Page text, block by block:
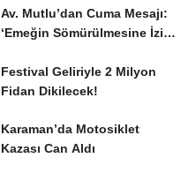
Av. Mutlu’dan Cuma Mesajı:
‘Emeğin Sömürülmesine İzin
Festival Geliriyle 2 Milyon
Fidan Dikilecek!
Karaman’da Motosiklet
Kazası Can Aldı